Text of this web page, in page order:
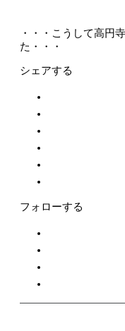
・・・こうして高円
た・・・
シェアする
フォローする